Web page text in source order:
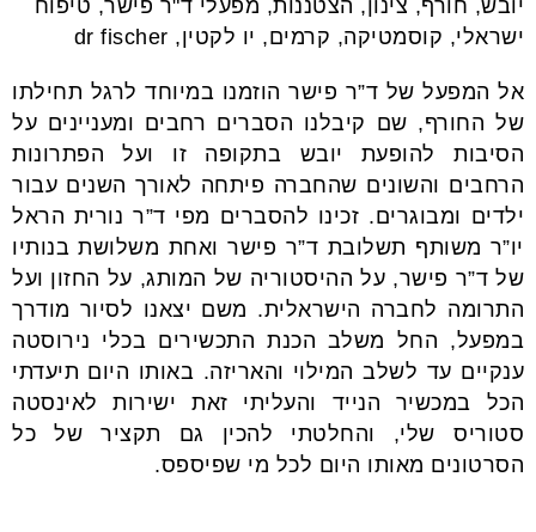
אל המפעל של ד”ר פישר הוזמנו במיוחד לרגל תחילתו
של החורף, שם קיבלנו הסברים רחבים ומעניינים על
הסיבות להופעת יובש בתקופה זו ועל הפתרונות
הרחבים והשונים שהחברה פיתחה לאורך השנים עבור
ילדים ומבוגרים. זכינו להסברים מפי ד”ר נורית הראל
יו”ר משותף תשלובת ד”ר פישר ואחת משלושת בנותיו
של ד”ר פישר, על ההיסטוריה של המותג, על החזון ועל
התרומה לחברה הישראלית. משם יצאנו לסיור מודרך
במפעל, החל משלב הכנת התכשירים בכלי נירוסטה
ענקיים עד לשלב המילוי והאריזה. באותו היום תיעדתי
הכל במכשיר הנייד והעליתי זאת ישירות לאינסטה
סטוריס שלי, והחלטתי להכין גם תקציר של כל
הסרטונים מאותו היום לכל מי שפיספס.